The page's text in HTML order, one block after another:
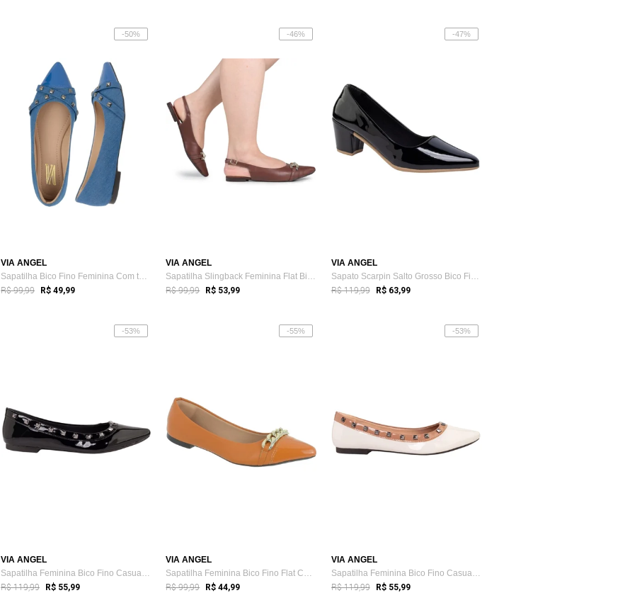
-50%
VIA ANGEL
Sapatilha Bico Fino Feminina Com tachas ...
R$ 99,99 R$ 49,99
-46%
VIA ANGEL
Sapatilha Slingback Feminina Flat Bico F...
R$ 99,99 R$ 53,99
-47%
VIA ANGEL
Sapato Scarpin Salto Grosso Bico Fino Ve...
R$ 119,99 R$ 63,99
-53%
VIA ANGEL
Sapatilha Feminina Bico Fino Casual Flat...
R$ 119,99 R$ 55,99
-55%
VIA ANGEL
Sapatilha Feminina Bico Fino Flat Corren...
R$ 99,99 R$ 44,99
-53%
VIA ANGEL
Sapatilha Feminina Bico Fino Casual Flat...
R$ 119,99 R$ 55,99